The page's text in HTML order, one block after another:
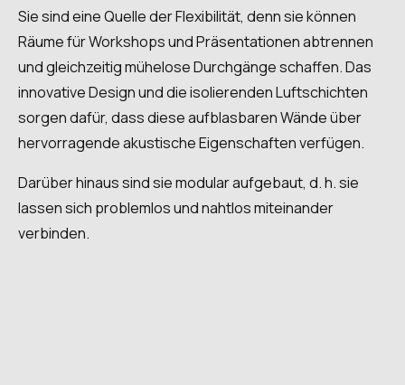
Sie sind eine Quelle der Flexibilität, denn sie können
Räume für Workshops und Präsentationen abtrennen
und gleichzeitig mühelose Durchgänge schaffen. Das
innovative Design und die isolierenden Luftschichten
sorgen dafür, dass diese aufblasbaren Wände über
hervorragende akustische Eigenschaften verfügen.
Darüber hinaus sind sie modular aufgebaut, d. h. sie
lassen sich problemlos und nahtlos miteinander
verbinden.